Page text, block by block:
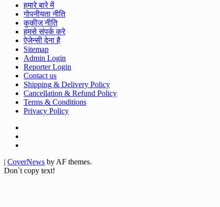
हमारे बारे में
गोपनीयता नीति
कुकीज नीति
हमसे संपर्क करे
ऐजेन्सी देना है
Sitemap
Admin Login
Reporter Login
Contact us
Shipping & Delivery Policy
Cancellation & Refund Policy
Terms & Conditions
Privacy Policy
| CoverNews by AF themes.
Don`t copy text!